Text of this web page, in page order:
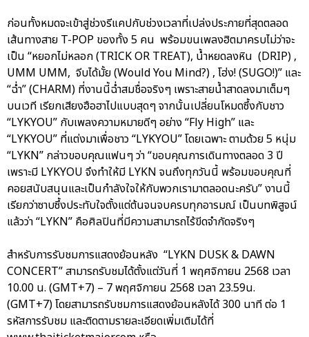
ก่อนทั้งหมดจะเข้าสู่ช่วงรีแคปกับช่วงเวลาที่เปล่งประกายที่สุดตลอด
เส้นทางสาย T-POP ของทั้ง 5 คน พร้อมขนเพลงฮิตมาครบไม่ว่าจะ
เป็น “หยอกไม่หลอก (TRICK OR TREAT), น้ำหยดลงหิน (DRIP) ,
UMM UMM, จีบได้มั้ย (Would You Mind?) , โฮ่ง! (SUGO!)” และ
“ฉ่ำ” (CHARM) ที่งานนี้ฉ่ำสมชื่อจริงๆ เพราะสายน้ำสาดลงมาเต็มๆ
บนเวที เรียกเสียงฮือฮาไปแบบสุดๆ จากนั้นเปลี่ยนโหมดซึ้งกับชาว
“LYKYOU” กับเพลงความหมายดีๆ อย่าง “Fly High” และ
“LYKYOU” ที่แต่งมาเพื่อชาว “LYKYOU” โดยเฉพาะ ตามด้วย 5 หนุ่ม
“LYKN” กล่าวขอบคุณแฟนๆ ว่า “ขอบคุณการเดินทางตลอด 3 ปี
เพราะมี LYKYOU จึงทำให้มี LYKN จนถึงทุกวันนี้ พร้อมขอบคุณที่
คอยสนับสนุนและเป็นกำลังใจให้กับพวกเรามาตลอดนะครับ” งานนี้
เรียกว่าซาบซึ้งประทับใจตั้งแต่ต้นจนจบครบทุกอารมณ์ เป็นบทพิสูจน์
แล้วว่า “LYKN” คือศิลปินที่มีความสามารถไร้ขีดจำกัดจริงๆ
สำหรับการรับชมการแสดงย้อนหลัง “LYKN DUSK & DAWN
CONCERT” สามารถรับชมได้ตั้งแต่วันที่ 1 พฤศจิกายน 2568 เวลา
10.00 น. (GMT+7) – 7 พฤศจิกายน 2568 เวลา 23.59น.
(GMT+7) โดยสามารถรับชมการแสดงย้อนหลังได้ 300 นาที ต่อ 1
รหัสการรับชม และติดตามรายละเอียดเพิ่มเติมได้ที่